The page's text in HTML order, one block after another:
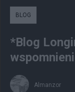
BLOG
*Blog
Almanzor